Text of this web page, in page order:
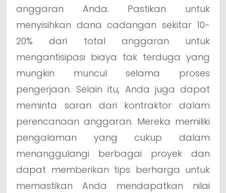
anggaran Anda. Pastikan untuk
menyisihkan dana cadangan sekitar 10-
20% dari total anggaran untuk
mengantisipasi biaya tak terduga yang
mungkin muncul selama proses
pengerjaan. Selain itu, Anda juga dapat
meminta saran dari kontraktor dalam
perencanaan anggaran. Mereka memiliki
pengalaman yang cukup dalam
menanggulangi berbagai proyek dan
dapat memberikan tips berharga untuk
memastikan Anda mendapatkan nilai